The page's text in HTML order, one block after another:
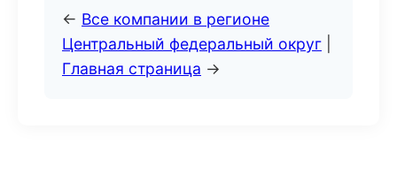
← Все компании в регионе
Центральный федеральный округ
Главная страница →